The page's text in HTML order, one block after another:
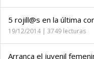
5 rojill@s en la última
19/12/2014 | 3749 lecturas
Arranca el juvenil